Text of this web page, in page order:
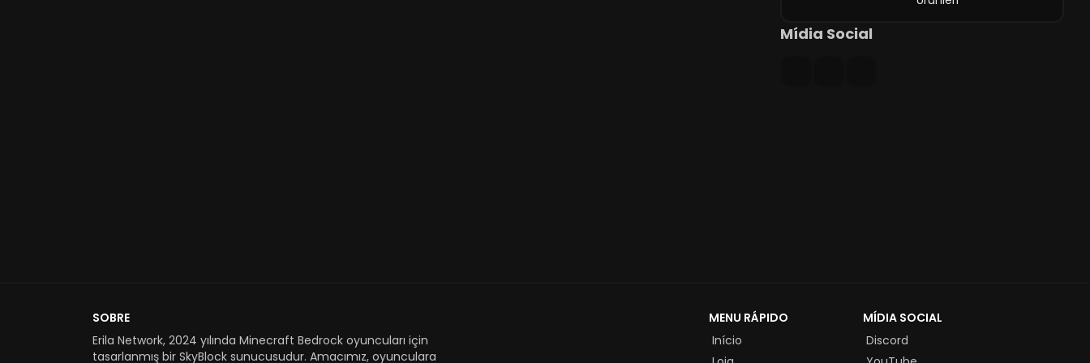
Mídia Social
SOBRE
Erila Network, 2024 yılında Minecraft Bedrock oyuncuları için
tasarlanmış bir SkyBlock sunucusudur. Amacımız, oyunculara
MENU RÁPIDO
Início
MÍDIA SOCIAL
Discord